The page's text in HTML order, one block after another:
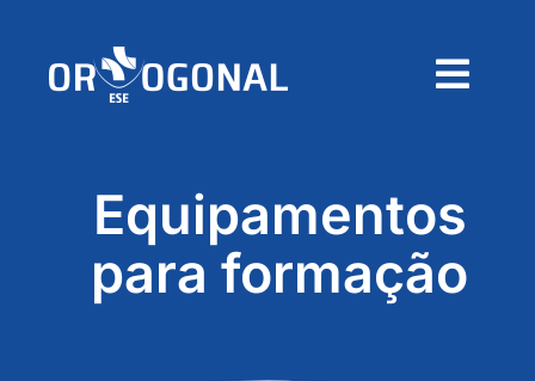
content
Produtos
Equipamentos
para formação